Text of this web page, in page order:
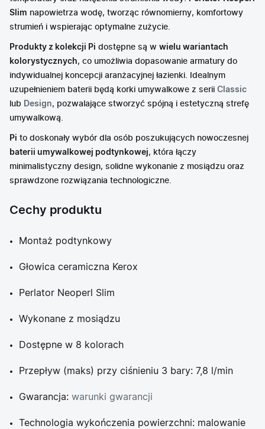
Slim napowietrza wodę, tworząc równomierny, komfortowy
strumień i wspierając optymalne zużycie.
Produkty z kolekcji Pi dostępne są w wielu wariantach
kolorystycznych, co umożliwia dopasowanie armatury do
indywidualnej koncepcji aranżacyjnej łazienki. Idealnym
uzupełnieniem baterii będą korki umywalkowe z serii Classic
lub Design, pozwalające stworzyć spójną i estetyczną strefę
umywalkową.
Pi to doskonały wybór dla osób poszukujących nowoczesnej
baterii umywalkowej podtynkowej, która łączy
minimalistyczny design, solidne wykonanie z mosiądzu oraz
sprawdzone rozwiązania technologiczne.
Cechy produktu
Montaż podtynkowy
Głowica ceramiczna Kerox
Perlator Neoperl Slim
Wykonane z mosiądzu
Dostępne w 8 kolorach
Przepływ (maks) przy ciśnieniu 3 bary: 7,8 l/min
Gwarancja: warunki gwarancji
Technologia wykończenia powierzchni: malowanie